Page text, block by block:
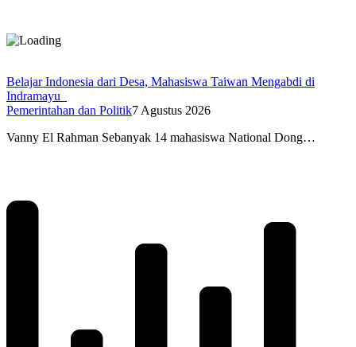
Belajar Indonesia dari Desa, Mahasiswa Taiwan Mengabdi di
Indramayu
Pemerintahan dan Politik7 Agustus 2026
Vanny El Rahman Sebanyak 14 mahasiswa National Dong…